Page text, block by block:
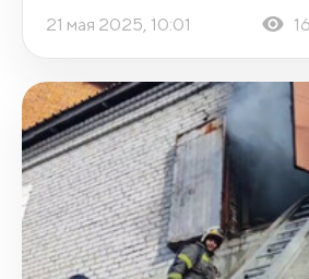
21 мая 2025, 10:01